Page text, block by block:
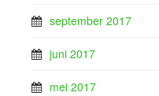
september 2017
juni 2017
mei 2017